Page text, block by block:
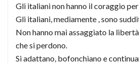
Gli italiani non hanno il coraggio
Gli italiani, mediamente , sono
Non hanno mai assaggiato la
che si perdono.
Si adattano, bofonchiano e